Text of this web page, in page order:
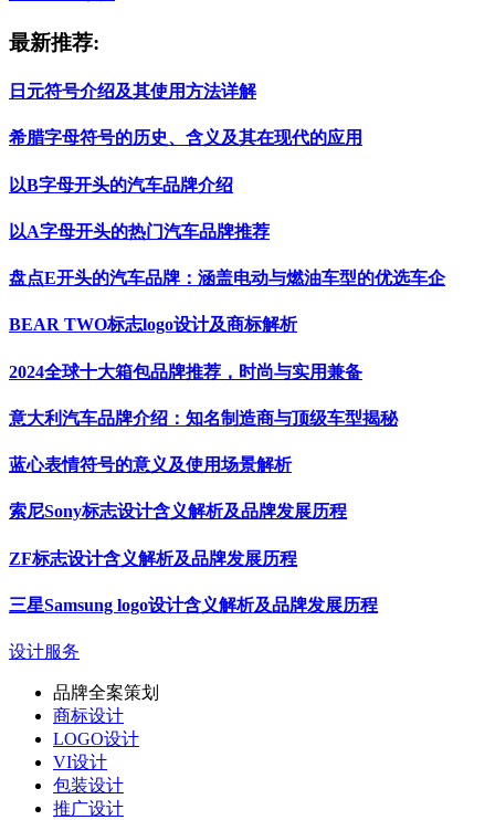
最新推荐:
日元符号介绍及其使用方法详解
希腊字母符号的历史、含义及其在现代的应用
以B字母开头的汽车品牌介绍
以A字母开头的热门汽车品牌推荐
盘点E开头的汽车品牌：涵盖电动与燃油车型的优选车企
BEAR TWO标志logo设计及商标解析
2024全球十大箱包品牌推荐，时尚与实用兼备
意大利汽车品牌介绍：知名制造商与顶级车型揭秘
蓝心表情符号的意义及使用场景解析
索尼Sony标志设计含义解析及品牌发展历程
ZF标志设计含义解析及品牌发展历程
三星Samsung logo设计含义解析及品牌发展历程
设计服务
品牌全案策划
商标设计
LOGO设计
VI设计
包装设计
推广设计